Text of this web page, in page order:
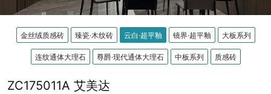
金丝绒质感砖 臻瓷·木纹砖 云白·超平釉 镜界·超平釉 大板系列
连纹通体大理石 尊爵·现代通体大理石 中板系列 质感砖
ZC175011A 艾美达